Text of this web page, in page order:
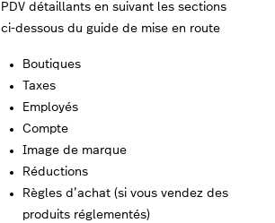
PDV détaillants en suivant les sections
ci-dessous du guide de mise en route
Boutiques
Taxes
Employés
Compte
Image de marque
Réductions
Règles d’achat (si vous vendez des
produits réglementés)